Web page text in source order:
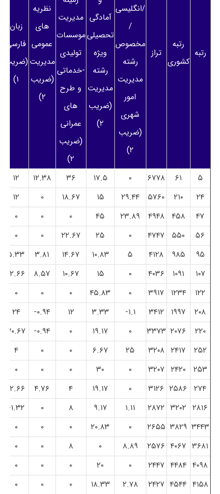
رتبه
رتبه
کشوری
تراز
/انگلیسی
/
مخصوص
رشته
مدیریت
امور
شهری
(ضریب
۲)
آمادگی
تحصیلی
ویژه
رشته
مدیریت
(ضریب
۲)
مدیریت
موسسات
تولیدی
-خدماتی
و طرح
های
عمرانی
(ضریب
۲)
نظریه
های
عمومی
مدیریت
(ضریب
۲)
زبان
فارسی
(ضریب
۱)
۵ ۶۱ ۶۷۷۸ ۰ ۱۷.۵ ۳۶ ۱۲.۳۸
۱۲
۲۴
۲۱۰ ۵۷۶۰ ۲۹.۴۴ ۱۵ ۱۸.۶۷ ۰
۱۲
۴۷
۴۵۸ ۴۹۴۸ ۲۳.۸۹ ۴۵ ۰ ۰
۰
۵۶
۵۵۰ ۴۷۴۷ ۰ ۲۵ ۲۲.۶۷ ۰
۰
۹۵
۹۸۵ ۴۱۲۸ ۵ ۱۰.۸۳ ۱۴.۶۷ ۳.۸۱
۵.۳۳
۱۰۷
۱۰۹۱ ۴۰۳۶ ۰ ۱۵ ۱۰.۶۷ ۸.۵۷
۲.۶۶-
۱۲۲
۱۲۳۴ ۳۹۱۷ ۰ ۴۵.۸۳ ۰ ۰
۰
۲۰۸
۱۹۹۷ ۳۴۱۲ ۱.۱- ۳.۳۳ ۱۲ ۰.۹۴-
۲۴
۲۲۰
۲۰۷۶ ۳۳۷۳ ۰ ۱۹.۱۷ ۰ ۰.۹۴-
۳۰.۶۷
۲۵۲
۲۴۱۷ ۳۲۰۸ ۲۵ ۶.۶۷ ۰ ۰
۴
۲۵۳
۲۴۲۰ ۳۲۰۷ ۰ ۳۰ ۰ ۰
۰
۲۷۴ ۲۵۸۶ ۳۱۲۶ ۰ ۱۹.۱۷ ۴ ۴.۷۶
۲.۶۶-
۲۸۱۶ ۳۲۰۲ ۲۸۷۲ ۱.۱۱ ۹.۱۷ ۸ ۰
۱.۳۲-
۳۴۴۳ ۳۸۲۹ ۲۶۵۵ ۰ ۲۰.۸۳ ۰ ۰
۰
۳۶۸۱ ۴۰۶۷ ۲۵۷۶ ۸.۸۹ ۰ ۸ ۰
۰
۴۰۹۸ ۴۴۸۴ ۲۴۴۷ ۰ ۲۰ ۰ ۰
۰
۴۱۵۸ ۴۵۴۴ ۲۴۲۷ ۲.۷۸ ۱۸.۳۳ ۰ ۰
۰